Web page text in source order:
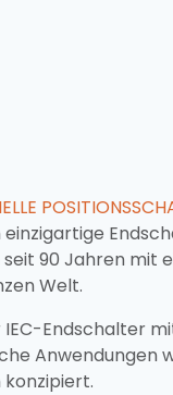
90 Jahren mit
Welt.
IEC-Endschalter
Anwendungen